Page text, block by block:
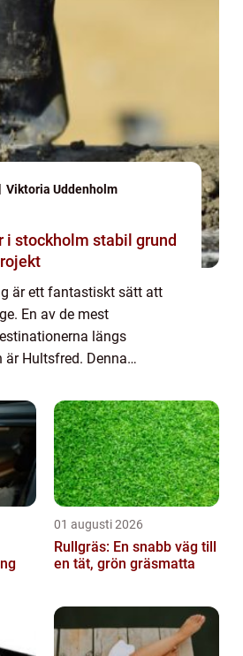
Viktoria Uddenholm
stabil grund
är ett fantastiskt sätt att
En av de mest
längs
är Hultsfred. Denna
01 augusti 2026
Rullgräs: En snabb väg till
en tät, grön gräsmatta